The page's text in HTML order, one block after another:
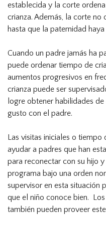
establecida y la corte
crianza. Además, la corte no
hasta que la paternidad
Cuando un padre jamás ha
puede ordenar tiempo de
aumentos progresivos en
crianza puede ser
logre obtener habilidades
gusto con el padre.
Las visitas iniciales o tiempo
ayudar a padres que han
para reconectar con su hijo
programa bajo una orden
supervisor en esta situación
que el niño conoce bien.
también pueden proveer